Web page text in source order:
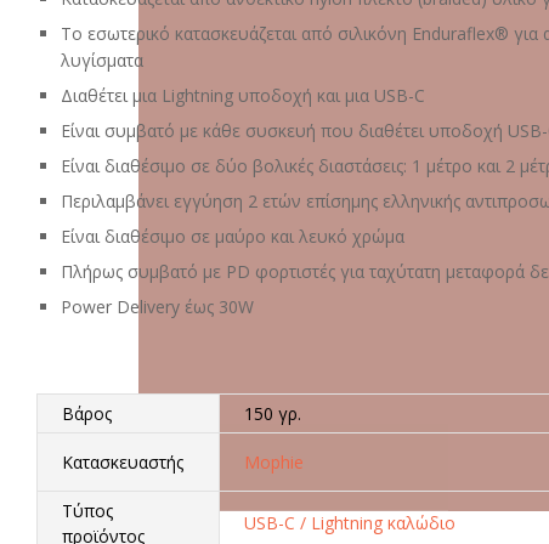
Το εσωτερικό κατασκευάζεται από σιλικόνη Enduraflex®
λυγίσματα
Διαθέτει μια Lightning υποδοχή και μια USB-C
Είναι συμβατό με κάθε συσκευή που διαθέτει υποδοχή
Είναι διαθέσιμο σε δύο βολικές διαστάσεις: 1 μέτρο και 2
Περιλαμβάνει εγγύηση 2 ετών επίσημης ελληνικής
Είναι διαθέσιμο σε μαύρο και λευκό χρώμα
Πλήρως συμβατό με PD φορτιστές για ταχύτατη μεταφορά
Power Delivery έως 30W
Βάρος 150 γρ.
Κατασκευαστής Mophie
Τύπος
προϊόντος
USB-C / Lightning καλώδιο